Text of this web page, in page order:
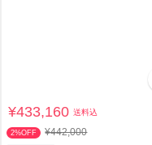
¥433,160送料込
2%OFF ¥442,000